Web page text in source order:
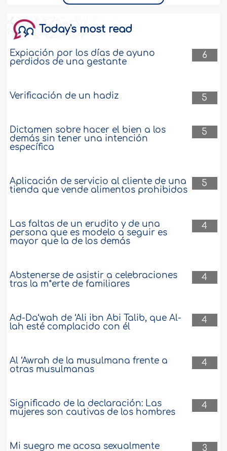
Today's most read
6
Expiación por los días de ayuno
perdidos de una gestante
5
Verificación de un hadiz
5
Dictamen sobre hacer el bien a los
demás sin tener una intención
específica
5
Aplicación de servicio al cliente de una
tienda que vende alimentos prohibidos
4
Las faltas de un erudito y de una
persona que es modelo a seguir es
mayor que la de los demás
4
Abstenerse de asistir a celebraciones
tras la m*erte de familiares
4
Ad-Da‘wah de ‘Ali ibn Abi Talib, que Al-
lah esté complacido con él
4
Al ‘Awrah de la musulmana frente a
otras musulmanas
4
Significado de la declaración: Las
mujeres son cautivas de los hombres
3
Mi suegro me acosa sexualmente